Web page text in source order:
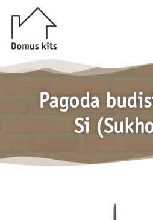
contenido
Pagoda
Si